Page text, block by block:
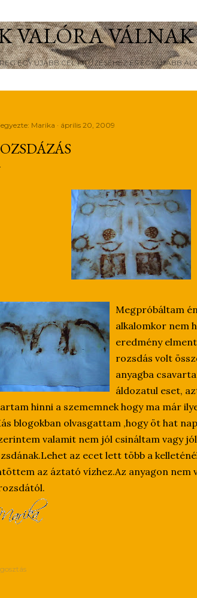
VALÓRA VÁLNAK
EGY ÚJABB CÉL KITŰZÉSÉHEZ ÉS EGY ÚJABB
Marika április 20, 2009
Megpróbáltam
alkalomkor nem
eredmény
rozsdás volt
anyagba
áldozatul eset,
hinni a szememnek hogy ma már
blogokban olvasgattam ,hogy öt hat
valamit nem jól csináltam vagy
az ecet lett több a
az áztató vízhez.Az anyagon nem